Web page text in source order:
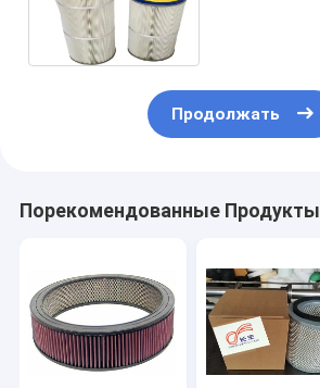
Продолжать
Порекомендованные Продукты